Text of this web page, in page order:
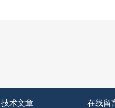
技术文章 在线留